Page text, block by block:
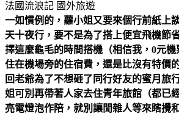
法國流浪記 國外旅遊
一如慣例的，蘿小姐又要來個行前紙上
天十夜行，要不是為了搭上便宜飛機節
擇這麼龜毛的時間搭機（相信我，0元
住在機場旁的住宿費，還是比沒有特價
回老爺為了不想砸了同行好友的蜜月旅
姐可別再帶著人家去住青年旅館（都已
亮電燈泡作陪，就別讓閒雜人等來瞎攪和